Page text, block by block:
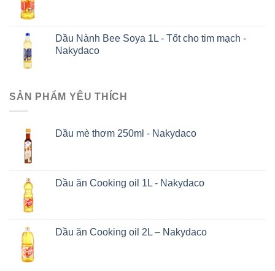
Dầu Nành Bee Soya 1L - Tốt cho tim mạch -
Nakydaco
SẢN PHẨM YÊU THÍCH
Dầu mè thơm 250ml - Nakydaco
Dầu ăn Cooking oil 1L - Nakydaco
Dầu ăn Cooking oil 2L – Nakydaco